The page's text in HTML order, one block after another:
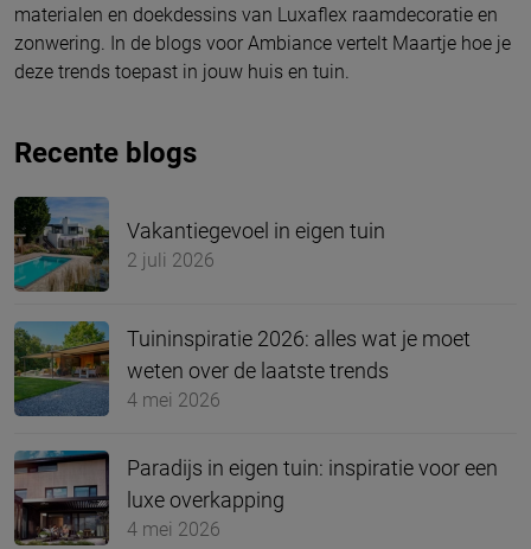
materialen en doekdessins van Luxaflex raamdecoratie en
zonwering. In de blogs voor Ambiance vertelt Maartje hoe je
deze trends toepast in jouw huis en tuin.
Recente blogs
Vakantiegevoel in eigen tuin
2 juli 2026
Tuininspiratie 2026: alles wat je moet
weten over de laatste trends
4 mei 2026
Paradijs in eigen tuin: inspiratie voor een
luxe overkapping
4 mei 2026